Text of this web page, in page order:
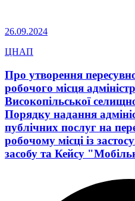
26.09.2024
ЦНАП
Про утворення
робочого місця
Високопільської
Порядку надання
публічних послуг на
робочому місці із
засобу та Кейсу